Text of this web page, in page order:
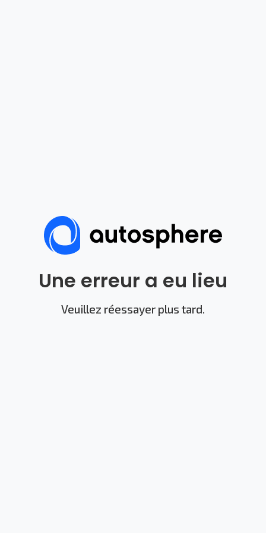
Une erreur a eu lieu
Veuillez réessayer plus tard.